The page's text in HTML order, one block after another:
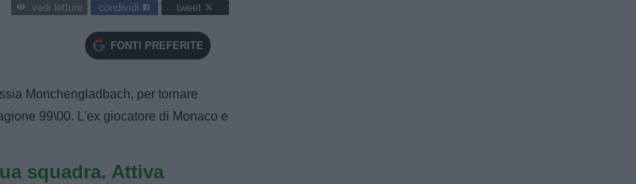
vedi letture condividi tweet
FONTI PREFERITE
Monchengladbach, per tornare
99\00. L'ex giocatore di Monaco e
squadra. Attiva